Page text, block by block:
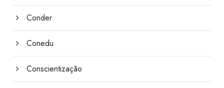
Conder
Conedu
Conscientização